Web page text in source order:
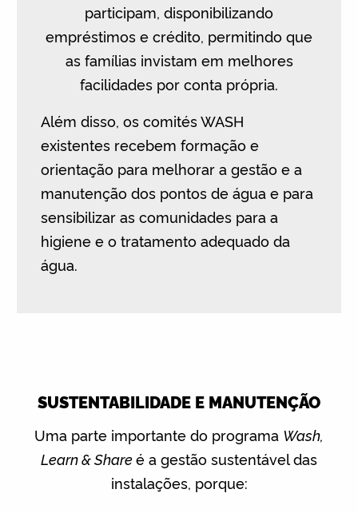
participam, disponibilizando
empréstimos e crédito, permitindo que
as famílias invistam em melhores
facilidades por conta própria.
Além disso, os comités WASH
existentes recebem formação e
orientação para melhorar a gestão e a
manutenção dos pontos de água e para
sensibilizar as comunidades para a
higiene e o tratamento adequado da
água.
SUSTENTABILIDADE E MANUTENÇÃO
Uma parte importante do programa Wash,
Learn & Shareé a gestão sustentável das
instalações, porque: